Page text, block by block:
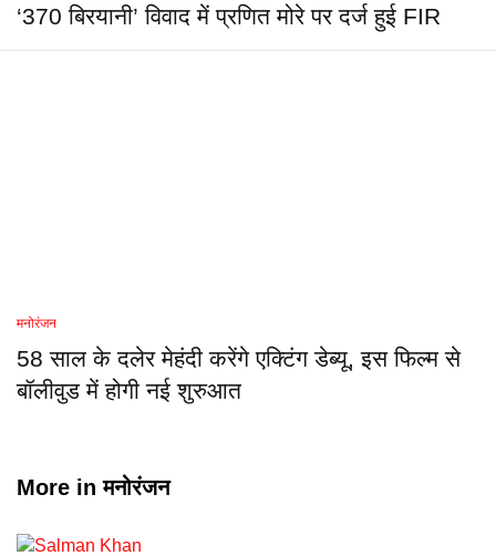
‘370 बिरयानी’ विवाद में प्रणित मोरे पर दर्ज हुई FIR
मनोरंजन
58 साल के दलेर मेहंदी करेंगे एक्टिंग डेब्यू, इस फिल्म से
बॉलीवुड में होगी नई शुरुआत
More inमनोरंजन